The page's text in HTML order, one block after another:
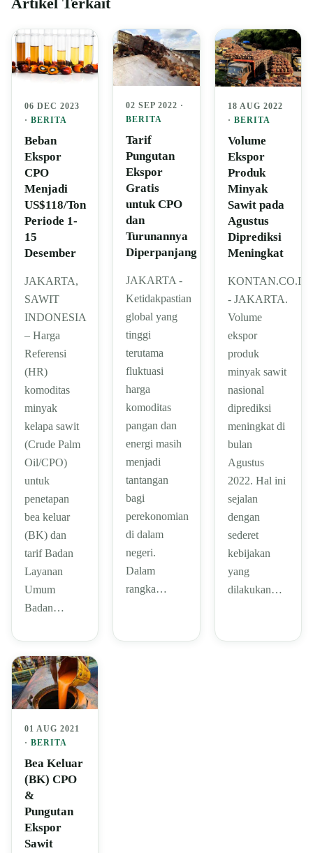
06 DEC 2023
· BERITA
Beban
Ekspor
CPO
Menjadi
US$118/Ton
Periode 1-
15
Desember
JAKARTA,
SAWIT
INDONESIA
– Harga
Referensi
(HR)
komoditas
minyak
kelapa sawit
(Crude Palm
Oil/CPO)
untuk
penetapan
bea keluar
(BK) dan
tarif Badan
Layanan
Umum
Badan…
02 SEP 2022 ·
BERITA
Tarif
Pungutan
Ekspor
Gratis
untuk CPO
dan
Turunannya
Diperpanjang
JAKARTA -
Ketidakpastian
global yang
tinggi
terutama
fluktuasi
harga
komoditas
pangan dan
energi masih
menjadi
tantangan
bagi
perekonomian
di dalam
negeri.
Dalam
rangka…
18 AUG 2022
· BERITA
Volume
Ekspor
Produk
Minyak
Sawit pada
Agustus
Diprediksi
Meningkat
KONTAN.CO.ID
- JAKARTA.
Volume
ekspor
produk
minyak sawit
nasional
diprediksi
meningkat di
bulan
Agustus
2022. Hal ini
sejalan
dengan
sederet
kebijakan
yang
dilakukan…
01 AUG 2021
· BERITA
Bea Keluar
(BK) CPO
&
Pungutan
Ekspor
Sawit